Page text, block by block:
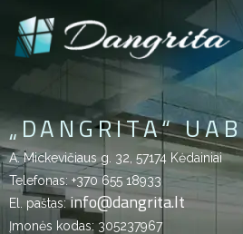
„DANGRITA“ UAB
A. Mickevičiaus g. 32, 57174 Kėdainiai
Telefonas: +370 655 18933
El. paštas:info@dangrita.lt
Įmonės kodas: 305237967